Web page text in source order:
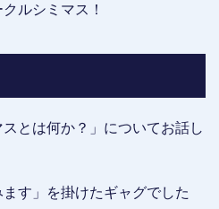
ルシミマス！
とは何か？」についてお話し
ます」を掛けたギャグでした